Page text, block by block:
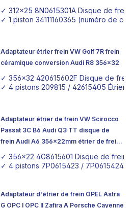
✓ 312x25 8N0615301A Disque de frein
✓ 1 piston 34111160365 (numéro de
Adaptateur étrier frein VW Golf 7R frein
céramique conversion Audi R8 356x32
✓ 356x32 420615602F Disque de frein
✓ 4 pistons 209815 / 42615405 Étrier
Adaptateur étrier de frein VW Scirocco
Passat 3C B6 Audi Q3 TT disque de
frein Audi A6 356x22mm étrier de frein
Porsche Panamera
✓ 356x22 4G8615601 Disque de frein
✓ 4 pistons 7P0615423 / 7P0615424
Adaptateur d'étrier de frein OPEL Astra
G OPC I OPC II Zafira A Porsche Cayenne